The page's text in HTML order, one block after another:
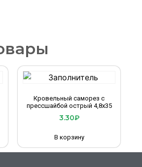
Кровельный саморез с
прессшайбой острый 4,8х35
3.30₽
В корзину